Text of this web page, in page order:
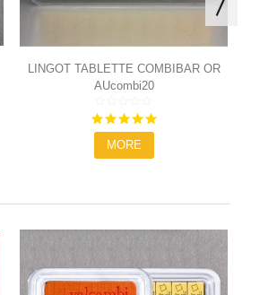
LINGOT TABLETTE COMBIBAR OR
20X1G
AUcombi20
5.0
MORE